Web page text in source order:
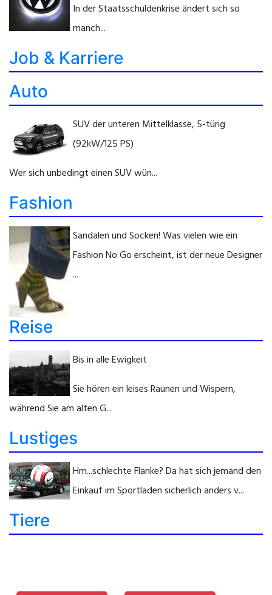
In der Staatsschuldenkrise ändert sich so
manch...
Job & Karriere
Auto
SUV der unteren Mittelklasse, 5-türig
(92kW/125 PS)
Wer sich unbedingt einen SUV wün...
Fashion
Sandalen und Socken! Was vielen wie ein
Fashion No Go erscheint, ist der neue Designer
...
Reise
Bis in alle Ewigkeit
Sie hören ein leises Raunen und Wispern,
während Sie am alten G...
Lustiges
Hm...schlechte Flanke? Da hat sich jemand den
Einkauf im Sportladen sicherlich anders v...
Tiere